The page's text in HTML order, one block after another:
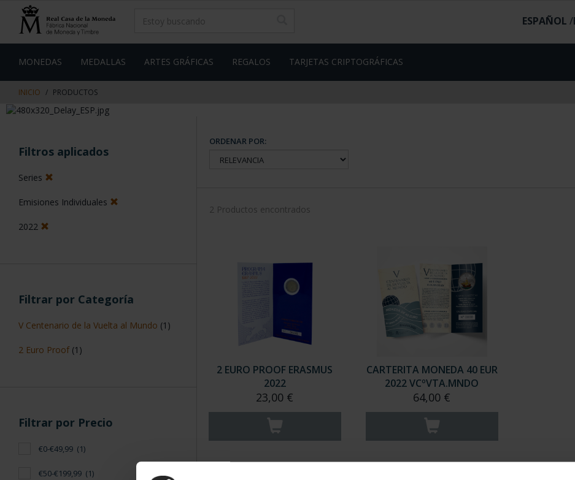
contenido
de
ESPAÑOL /
MONEDAS MEDALLAS ARTES GRÁFICAS REGALOS TARJETAS CRIPTOGRÁFICAS
INICIO PRODUCTOS
Filtros aplicados
Series
Emisiones Individuales
2022
Filtrar por Categoría
V Centenario de la Vuelta al Mundo (1)
2 Euro Proof (1)
Filtrar por Precio
€0-€49,99 (1)
€50-€199,99 (1)
ORDENAR POR:
2 Productos encontrados
2 EURO PROOF ERASMUS
2022
23,00 €
CARTERITA MONEDA 40 EUR
2022 VCºVTA.MNDO
64,00 €